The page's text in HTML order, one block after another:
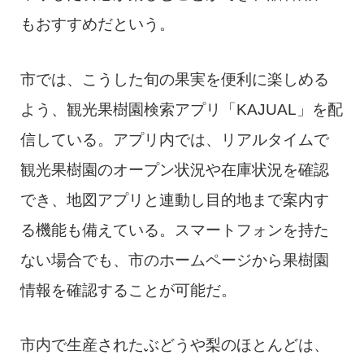
もおすすめだという。
市では、こうした旬の果実を便利に楽しめる
よう、観光果樹園検索アプリ「KAJUAL」を配
信している。アプリ内では、リアルタイムで
観光果樹園のオープン状況や在庫状況を確認
でき、地図アプリと連動し目的地まで案内す
る機能も備えている。スマートフォンを持た
ない場合でも、市のホームページから果樹園
情報を確認することが可能だ。
市内で生産されたぶどうや梨のほとんどは、